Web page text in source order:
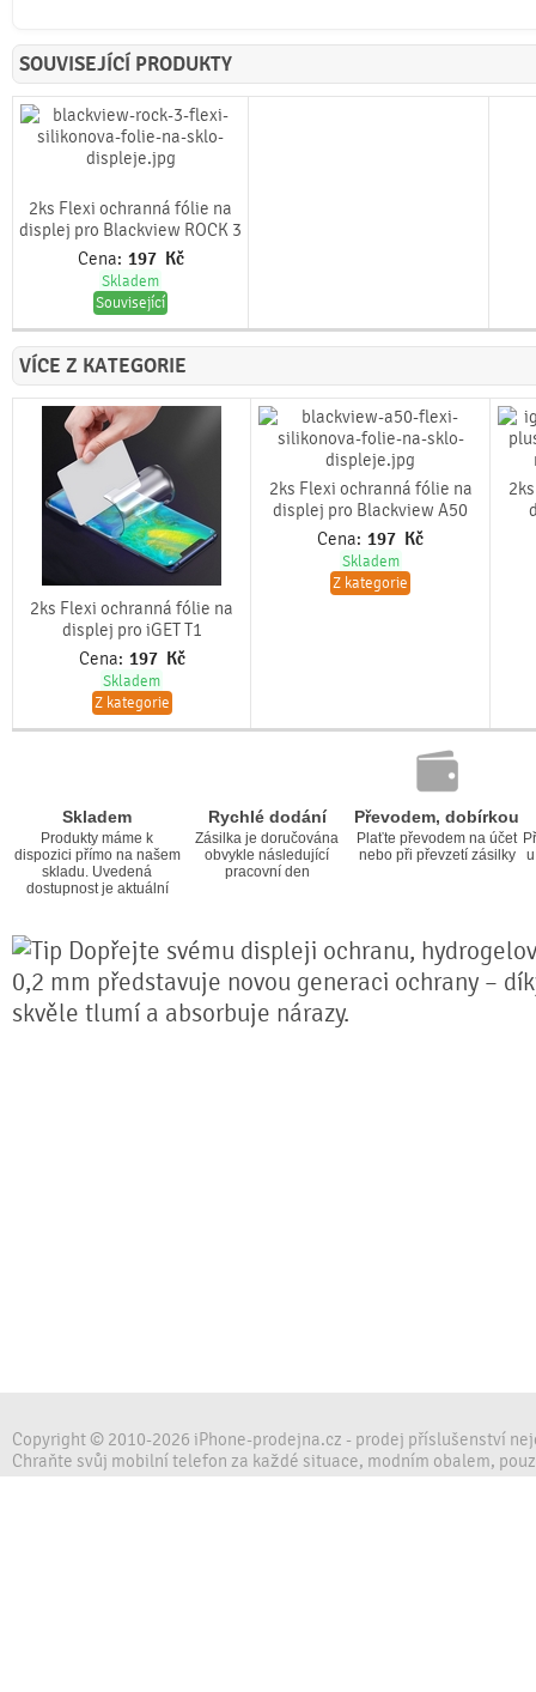
SOUVISEJÍCÍ PRODUKTY
2ks Flexi ochranná fólie na
displej pro Blackview ROCK 3
Cena: 197 Kč
Skladem
Související
VÍCE Z KATEGORIE
2ks Flexi ochranná fólie na
displej pro iGET T1
Cena: 197 Kč
Skladem
Z kategorie
2ks Flexi ochranná fólie na
displej pro Blackview A50
Cena: 197 Kč
Skladem
Z kategorie
Skladem
Produkty máme k
dispozici přímo na našem
skladu. Uvedená
dostupnost je aktuální
Rychlé dodání
Zásilka je doručována
obvykle následující
pracovní den
Převodem, dobírkou
Plaťte převodem na účet
nebo při převzetí zásilky
Dopřejte svému displeji ochranu,
0,2 mm představuje novou generaci ochrany –
skvěle tlumí a absorbuje nárazy.
Copyright © 2010-2026 iPhone-prodejna.cz - prodej příslušenství
Chraňte svůj mobilní telefon za každé situace, modním obalem,